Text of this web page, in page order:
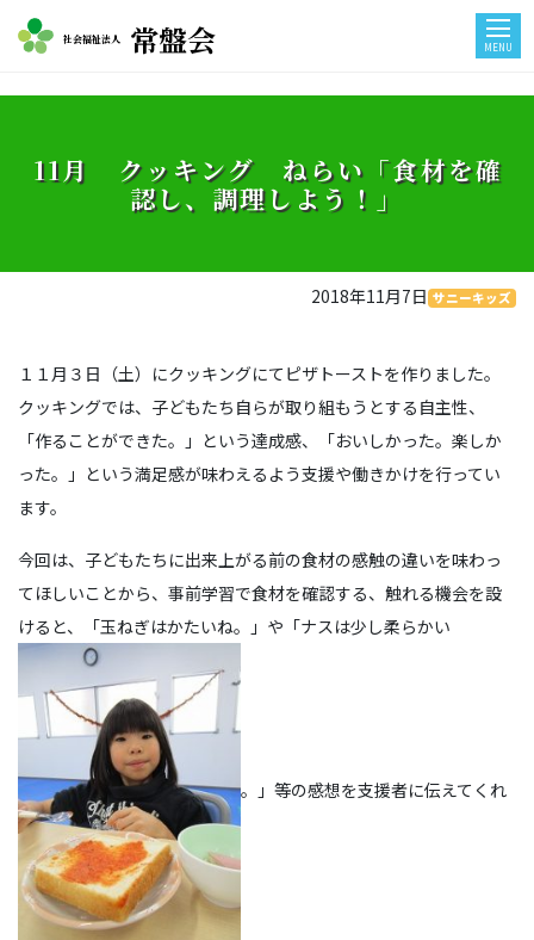
社会福祉法人 常盤会 MENU
11月 クッキング ねらい「食材を確
認し、調理しよう！」
2018年11月7日 サニーキッズ
１１月３日（土）にクッキングにてピザトーストを作りました。
クッキングでは、子どもたち自らが取り組もうとする自主性、
「作ることができた。」という達成感、「おいしかった。楽しか
った。」という満足感が味わえるよう支援や働きかけを行ってい
ます。
今回は、子どもたちに出来上がる前の食材の感触の違いを味わっ
てほしいことから、事前学習で食材を確認する、触れる機会を設
けると、「玉ねぎはかたいね。」や「ナスは少し柔らかい
。」等の感想を支援者に伝えてくれ